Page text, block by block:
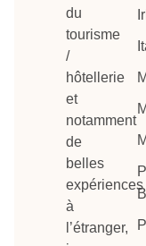
du
tourisme
/
hôtellerie
et
notamment
de
belles
expériences
à
l’étranger,